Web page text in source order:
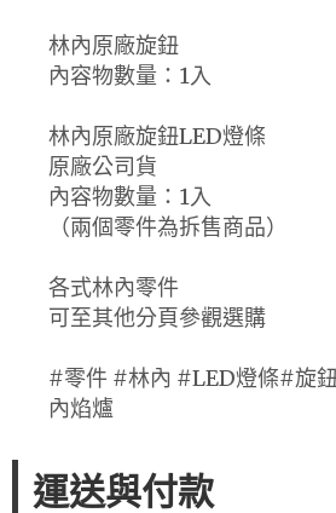
林內原廠旋鈕
內容物數量：1入
林內原廠旋鈕LED燈條
原廠公司貨
內容物數量：1入
（兩個零件為拆售商品）
各式林內零件
可至其他分頁參觀選購
#零件 #林內 #LED燈條#旋
內焰爐
運送與付款